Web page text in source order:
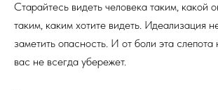
Старайтесь видеть человека таким, какой
таким, каким хотите видеть. Идеализация
заметить опасность. И от боли эта слепота
вас не всегда убережет.